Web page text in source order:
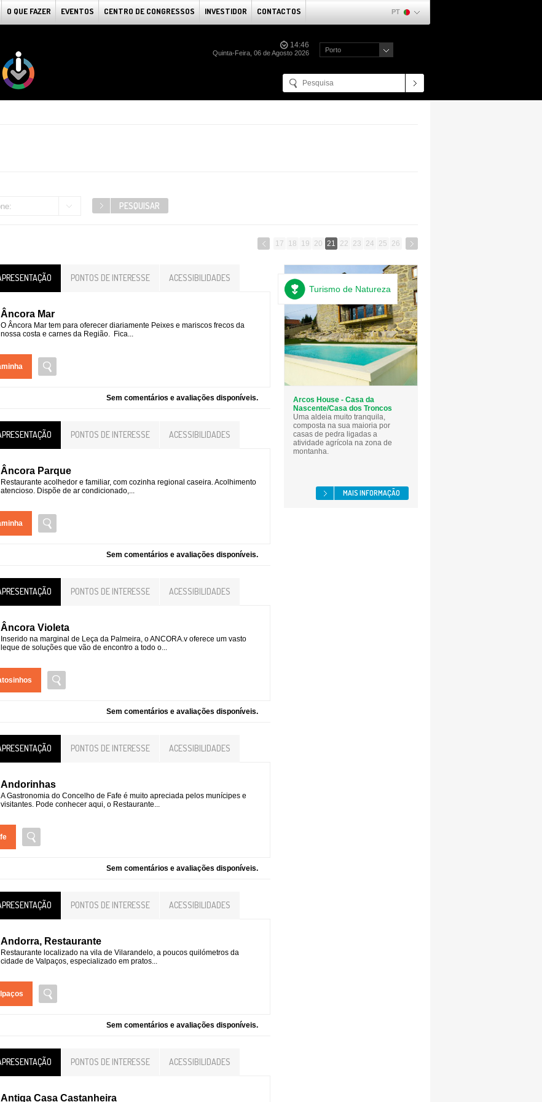
O QUE FAZER EVENTOS CENTRO DE CONGRESSOS INVESTIDOR CONTACTOS PT
14:46
Quinta-Feira, 06 de Agosto 2026 Porto
17 18 19 20 21 22 23 24 25 26
PONTOS DE INTERESSE ACESSIBILIDADES
Âncora Mar
O Âncora Mar tem para oferecer diariamente Peixes e mariscos frecos da
nossa costa e carnes da Região. Fica...
Sem comentários e avaliações disponíveis.
PONTOS DE INTERESSE ACESSIBILIDADES
Âncora Parque
Restaurante acolhedor e familiar, com cozinha regional caseira. Acolhimento
atencioso. Dispõe de ar condicionado,...
Sem comentários e avaliações disponíveis.
PONTOS DE INTERESSE ACESSIBILIDADES
Âncora Violeta
Inserido na marginal de Leça da Palmeira, o ANCORA.v oferece um vasto
leque de soluções que vão de encontro a todo o...
Sem comentários e avaliações disponíveis.
PONTOS DE INTERESSE ACESSIBILIDADES
Andorinhas
A Gastronomia do Concelho de Fafe é muito apreciada pelos munícipes e
visitantes. Pode conhecer aqui, o Restaurante...
Sem comentários e avaliações disponíveis.
PONTOS DE INTERESSE ACESSIBILIDADES
Andorra, Restaurante
Restaurante localizado na vila de Vilarandelo, a poucos quilómetros da
cidade de Valpaços, especializado em pratos...
Sem comentários e avaliações disponíveis.
PONTOS DE INTERESSE ACESSIBILIDADES
Antiga Casa Castanheira
Turismo de Natureza
Arcos House - Casa da
Nascente/Casa dos Troncos
Uma aldeia muito tranquila,
composta na sua maioria por
casas de pedra ligadas a
atividade agrícola na zona de
montanha.
MAIS INFORMAÇÃO